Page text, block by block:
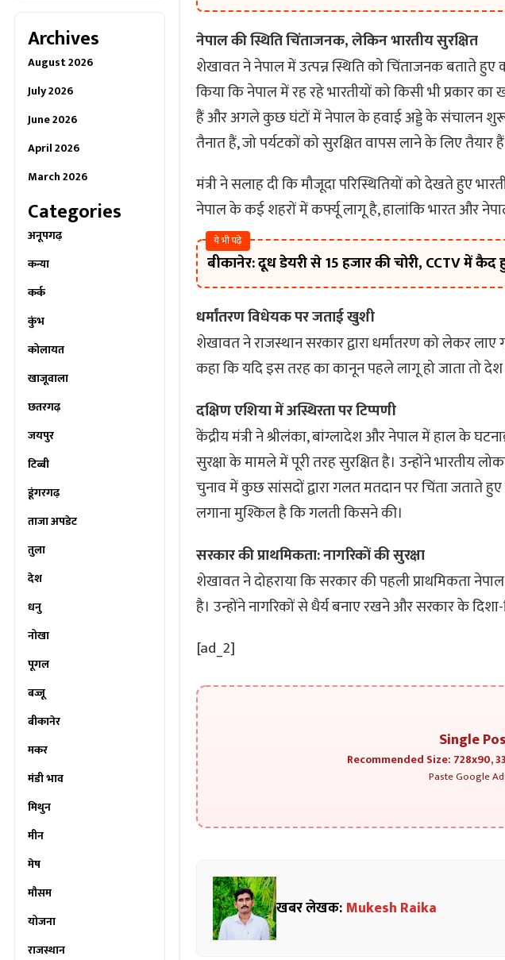
Archives
August 2026
July 2026
June 2026
April 2026
March 2026
Categories
अनूपगढ़
कन्या
कर्क
कुंभ
कोलायत
खाजूवाला
छतरगढ़
जयपुर
टिब्बी
डूंगरगढ़
ताजा अपडेट
तुला
देश
धनु
नोखा
पूगल
बज्जू
बीकानेर
मकर
मंडी भाव
मिथुन
मीन
मेष
मौसम
योजना
राजस्थान
नेपाल की स्थिति चिंताजनक, लेकिन भारतीय सुरक्षित
शेखावत ने नेपाल में उत्पन्न स्थिति को चिंताजनक बताते
किया कि नेपाल में रह रहे भारतीयों को किसी भी प्रकार
हैं और अगले कुछ घंटों में नेपाल के हवाई अड्डे के संचालन शुरू
तैनात हैं, जो पर्यटकों को सुरक्षित वापस लाने के लिए तैयार
मंत्री ने सलाह दी कि मौजूदा परिस्थितियों को देखते हुए
नेपाल के कई शहरों में कर्फ्यू लागू है, हालांकि भारत और
ये भी पढ़े
बीकानेर: दूध डेयरी से 15 हजार की चोरी, CCTV में
धर्मांतरण विधेयक पर जताई खुशी
शेखावत ने राजस्थान सरकार द्वारा धर्मांतरण को लेकर
कहा कि यदि इस तरह का कानून पहले लागू हो जाता तो
दक्षिण एशिया में अस्थिरता पर टिप्पणी
केंद्रीय मंत्री ने श्रीलंका, बांग्लादेश और नेपाल में हाल के
सुरक्षा के मामले में पूरी तरह सुरक्षित है। उन्होंने भारतीय
चुनाव में कुछ सांसदों द्वारा गलत मतदान पर चिंता जताते
लगाना मुश्किल है कि गलती किसने की।
सरकार की प्राथमिकता: नागरिकों की सुरक्षा
शेखावत ने दोहराया कि सरकार की पहली प्राथमिकता
है। उन्होंने नागरिकों से धैर्य बनाए रखने और सरकार के
[ad_2]
Single
Recommended Size: 728x90,
Paste Google
खबर लेखक: Mukesh Raika